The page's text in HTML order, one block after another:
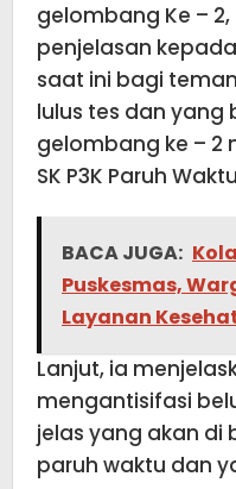
gelombang Ke –
penjelasan
saat ini bagi
lulus tes dan yang
gelombang ke – 2
SK P3K Paruh
BACA JUGA:
Puskesmas,
Layanan
Lanjut, ia
mengantisifasi
jelas yang akan di
paruh waktu dan